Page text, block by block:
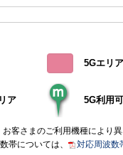
5Gエリ
ア 5G利用
客さまのご利用機種により
帯については、
対応周波数